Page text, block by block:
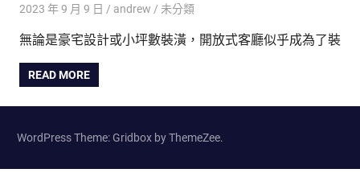
2023 年 9 月 9 日 andrew 未分類
無論是豪宅設計或小坪數裝潢，開放式客廳似乎成為了裝
READ MORE
WordPress Theme: Gridbox by ThemeZee.